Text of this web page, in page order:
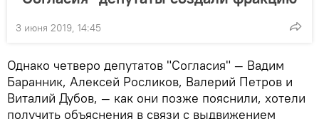
3 июня 2019, 14:45
Однако четверо депутатов "Согласия" — Вадим
Баранник, Алексей Росликов, Валерий Петров и
Виталий Дубов, — как они позже пояснили, хотели
получить объяснения в связи с выдвижением